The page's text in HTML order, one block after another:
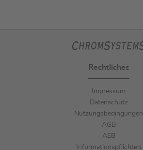
Rechtliches
Impressum
Datenschutz
Nutzungsbedingungen
AGB
AEB
Informationspflichten